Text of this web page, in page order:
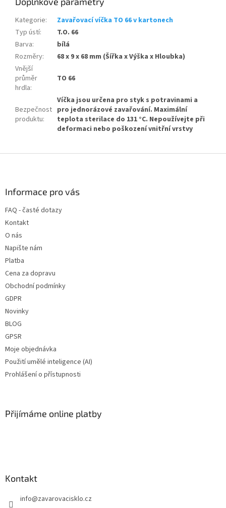
Kategorie:
Zavařovací víčka TO 66 v kartonech
Typ ústí:
T.O. 66
Barva:
bílá
Rozměry:
68 x 9 x 68 mm (Šířka x Výška x Hloubka)
Vnější
průměr
hrdla:
TO 66
Bezpečnost
produktu:
Víčka jsou určena pro styk s potravinami a
pro jednorázové zavařování. Maximální
teplota sterilace do 131 °C. Nepoužívejte při
deformaci nebo poškození vnitřní vrstvy
Informace pro vás
FAQ - časté dotazy
Kontakt
O nás
Napište nám
Platba
Cena za dopravu
Obchodní podmínky
GDPR
Novinky
BLOG
GPSR
Moje objednávka
Použití umělé inteligence (AI)
Prohlášení o přístupnosti
Přijímáme online platby
Kontakt
info@zavarovacisklo.cz